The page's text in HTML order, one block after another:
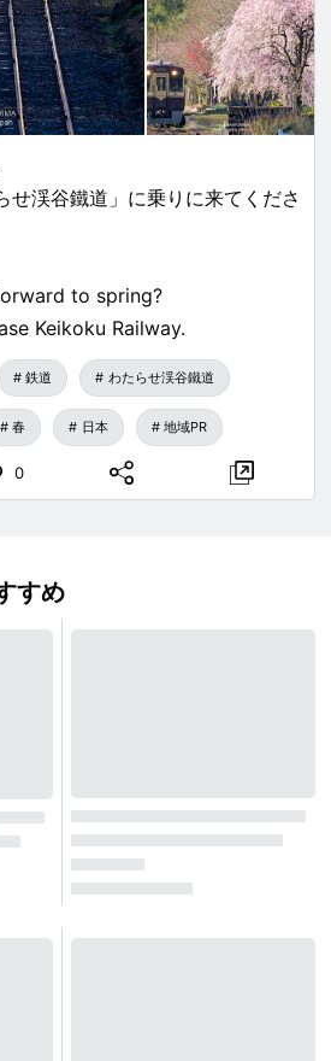
せ渓谷鐵道」に乗りに来てくださ
to spring?
Keikoku Railway.
鉄道 わたらせ渓谷鐵道
春 日本 地域PR
0
すめ